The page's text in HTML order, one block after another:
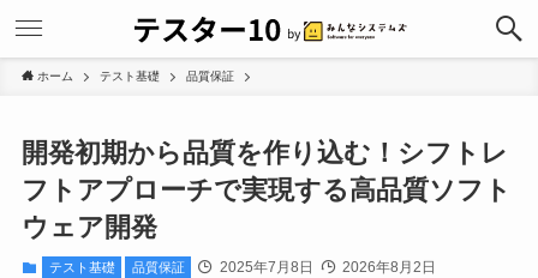
ホーム テスト基礎 品質保証
開発初期から品質を作り込む！シフトレ
フトアプローチで実現する高品質ソフト
ウェア開発
テスト基礎 品質保証 2025年7月8日 2026年8月2日